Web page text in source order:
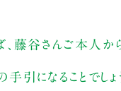
藤谷さんご本人か
になることでしょう